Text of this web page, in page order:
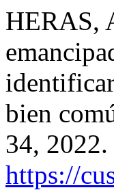
HERAS,
bien
34,
https://